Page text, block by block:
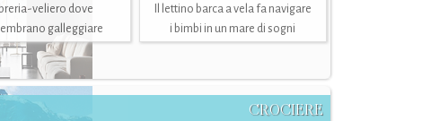
veliero dove
galleggiare
Il lettino barca a vela fa navigare
i bimbi in un mare di sogni
CROCIERE